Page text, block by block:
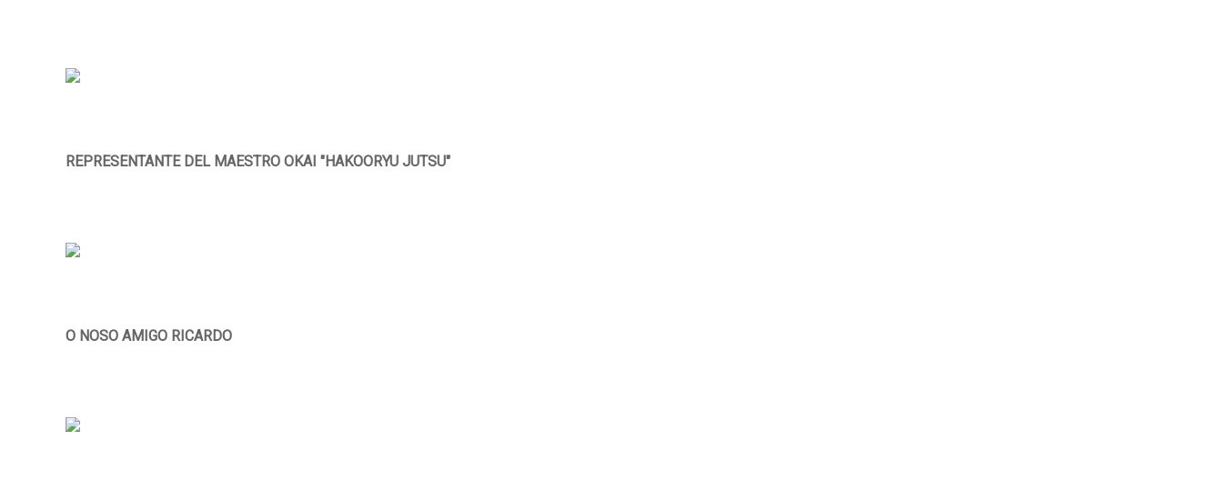
REPRESENTANTE DEL MAESTRO OKAI "HAKOORYU JUTSU"
O NOSO AMIGO RICARDO